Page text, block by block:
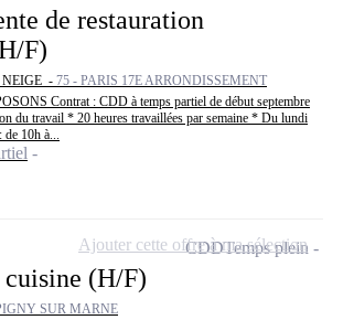
de restauration
F)
NEIGE - 75 - PARIS 17E ARRONDISSEMENT
Contrat : CDD à temps partiel de début septembre
du travail * 20 heures travaillées par semaine * Du lundi
10h à...
(H/F)
SUR MARNE
CDDTemps plein
Ajouter cette offre à ma sélection